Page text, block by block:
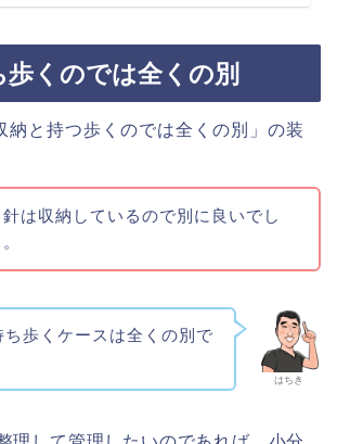
歩くのでは全くの別
は収納しているので別に良いでし
はちき
ち歩くケースは全くの別で